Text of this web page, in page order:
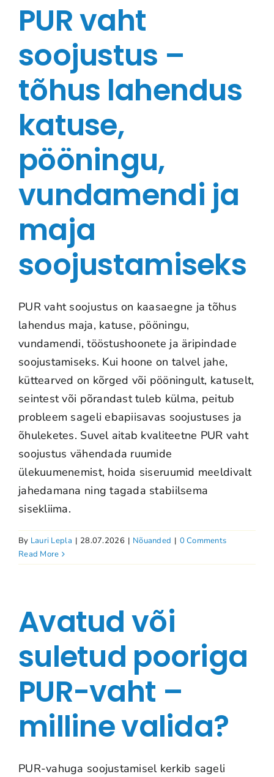
PUR vaht
soojustus –
tõhus lahendus
katuse,
pööningu,
vundamendi ja
maja
soojustamiseks
PUR vaht soojustus on kaasaegne ja tõhus
lahendus maja, katuse, pööningu,
vundamendi, tööstushoonete ja äripindade
soojustamiseks. Kui hoone on talvel jahe,
küttearved on kõrged või pööningult, katuselt,
seintest või põrandast tuleb külma, peitub
probleem sageli ebapiisavas soojustuses ja
õhuleketes. Suvel aitab kvaliteetne PUR vaht
soojustus vähendada ruumide
ülekuumenemist, hoida siseruumid meeldivalt
jahedamana ning tagada stabiilsema
sisekliima.
By Lauri Lepla | 28.07.2026 | Nõuanded | 0 Comments
Read More
Avatud või
suletud pooriga
PUR-vaht –
milline valida?
PUR-vahuga soojustamisel kerkib sageli